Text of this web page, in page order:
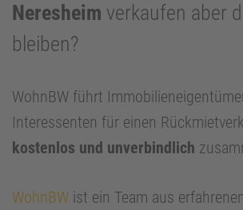
Neresheim verkaufen aber
bleiben?
WohnBW führt
Interessenten für einen
kostenlos und unverbindlich
WohnBW ist ein Team aus erfahrenen